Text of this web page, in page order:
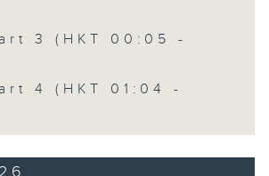
3 (HKT 00:05 -
4 (HKT 01:04 -